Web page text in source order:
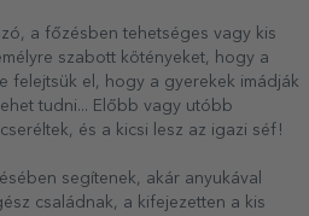
a főzésben tehetséges vagy kis
szabott kötényeket, hogy a
felejtsük el, hogy a gyerekek imádják
tudni... Előbb vagy utóbb
és a kicsi lesz az igazi séf!
segítenek, akár anyukával
családnak, a kifejezetten a kis